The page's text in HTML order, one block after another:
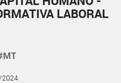
LABORAL
2024